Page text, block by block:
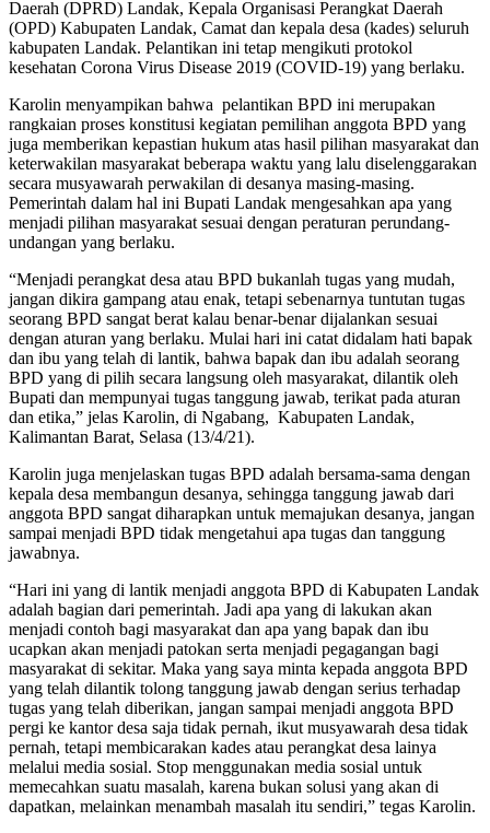
Daerah (DPRD) Landak, Kepala Organisasi Perangkat Daerah
(OPD) Kabupaten Landak, Camat dan kepala desa (kades) seluruh
kabupaten Landak. Pelantikan ini tetap mengikuti protokol
kesehatan Corona Virus Disease 2019 (COVID-19) yang berlaku.
Karolin menyampikan bahwa pelantikan BPD ini merupakan
rangkaian proses konstitusi kegiatan pemilihan anggota BPD yang
juga memberikan kepastian hukum atas hasil pilihan masyarakat dan
keterwakilan masyarakat beberapa waktu yang lalu diselenggarakan
secara musyawarah perwakilan di desanya masing-masing.
Pemerintah dalam hal ini Bupati Landak mengesahkan apa yang
menjadi pilihan masyarakat sesuai dengan peraturan perundang-
undangan yang berlaku.
“Menjadi perangkat desa atau BPD bukanlah tugas yang mudah,
jangan dikira gampang atau enak, tetapi sebenarnya tuntutan tugas
seorang BPD sangat berat kalau benar-benar dijalankan sesuai
dengan aturan yang berlaku. Mulai hari ini catat didalam hati bapak
dan ibu yang telah di lantik, bahwa bapak dan ibu adalah seorang
BPD yang di pilih secara langsung oleh masyarakat, dilantik oleh
Bupati dan mempunyai tugas tanggung jawab, terikat pada aturan
dan etika,” jelas Karolin, di Ngabang, Kabupaten Landak,
Kalimantan Barat, Selasa (13/4/21).
Karolin juga menjelaskan tugas BPD adalah bersama-sama dengan
kepala desa membangun desanya, sehingga tanggung jawab dari
anggota BPD sangat diharapkan untuk memajukan desanya, jangan
sampai menjadi BPD tidak mengetahui apa tugas dan tanggung
jawabnya.
“Hari ini yang di lantik menjadi anggota BPD di Kabupaten Landak
adalah bagian dari pemerintah. Jadi apa yang di lakukan akan
menjadi contoh bagi masyarakat dan apa yang bapak dan ibu
ucapkan akan menjadi patokan serta menjadi pegagangan bagi
masyarakat di sekitar. Maka yang saya minta kepada anggota BPD
yang telah dilantik tolong tanggung jawab dengan serius terhadap
tugas yang telah diberikan, jangan sampai menjadi anggota BPD
pergi ke kantor desa saja tidak pernah, ikut musyawarah desa tidak
pernah, tetapi membicarakan kades atau perangkat desa lainya
melalui media sosial. Stop menggunakan media sosial untuk
memecahkan suatu masalah, karena bukan solusi yang akan di
dapatkan, melainkan menambah masalah itu sendiri,” tegas Karolin.